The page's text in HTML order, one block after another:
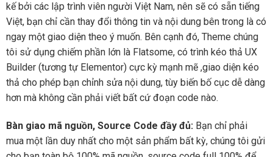
kế bởi các lập trình viên người Việt Nam, nên sẽ có sẵn tiếng
Việt, bạn chỉ cần thay đổi thông tin và nội dung bên trong là có
ngay một giao diện theo ý muốn. Bên cạnh đó, Theme chúng
tôi sử dụng chiếm phần lớn là Flatsome, có trình kéo thả UX
Builder (tương tự Elementor) cực kỳ mạnh mẽ ,giao diện kéo
thả cho phép bạn chỉnh sửa nội dung, tùy biến bố cục dễ dàng
hơn mà không cần phải viết bất cứ đoạn code nào.
Bàn giao mã nguồn, Source Code đầy đủ: Bạn chỉ phải
mua một lần duy nhất cho một sản phẩm bất kỳ, chúng tôi gửi